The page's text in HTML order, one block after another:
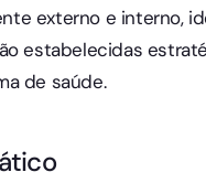
externo e interno,
estabelecidas
de saúde.